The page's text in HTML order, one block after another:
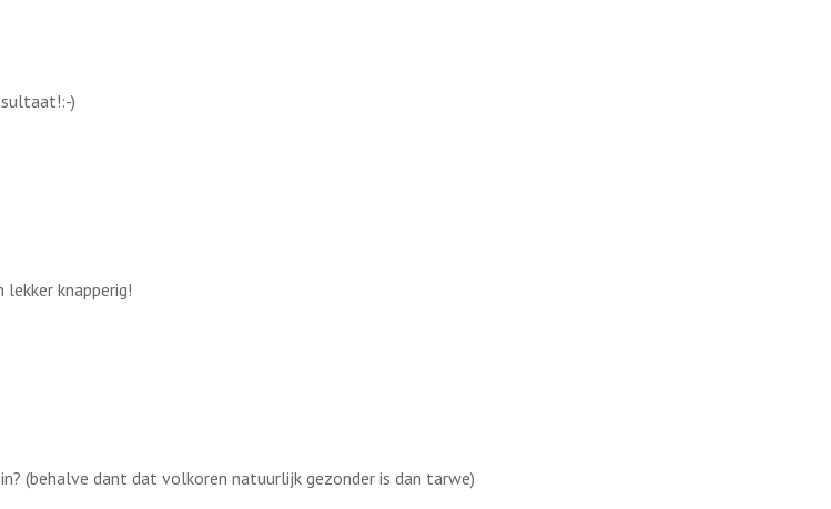
)
lekker knapperig!
(behalve dant dat volkoren natuurlijk gezonder is dan tarwe)